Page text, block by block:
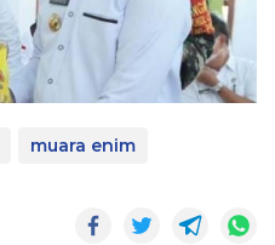
muara enim